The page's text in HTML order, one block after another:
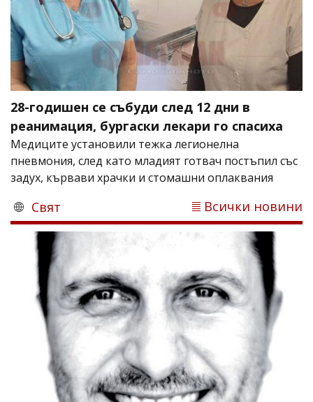
28-годишен се събуди след 12 дни в
реанимация, бургаски лекари го спасиха
Медиците установили тежка легионелна
пневмония, след като младият готвач постъпил със
задух, кървави храчки и стомашни оплаквания
Свят Всички новини